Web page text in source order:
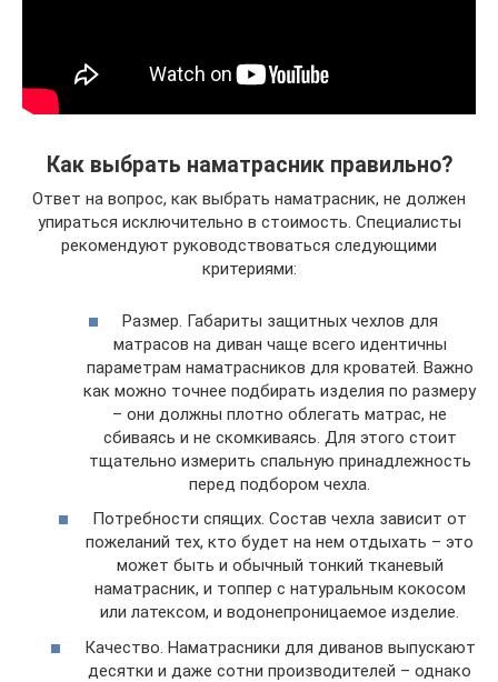
Как выбрать наматрасник правильно?
Ответ на вопрос, как выбрать наматрасник, не должен
упираться исключительно в стоимость. Специалисты
рекомендуют руководствоваться следующими
критериями:
Размер. Габариты защитных чехлов для
матрасов на диван чаще всего идентичны
параметрам наматрасников для кроватей. Важно
как можно точнее подбирать изделия по размеру
– они должны плотно облегать матрас, не
сбиваясь и не скомкиваясь. Для этого стоит
тщательно измерить спальную принадлежность
перед подбором чехла.
Потребности спящих. Состав чехла зависит от
пожеланий тех, кто будет на нем отдыхать – это
может быть и обычный тонкий тканевый
наматрасник, и топпер с натуральным кокосом
или латексом, и водонепроницаемое изделие.
Качество. Наматрасники для диванов выпускают
десятки и даже сотни производителей – однако